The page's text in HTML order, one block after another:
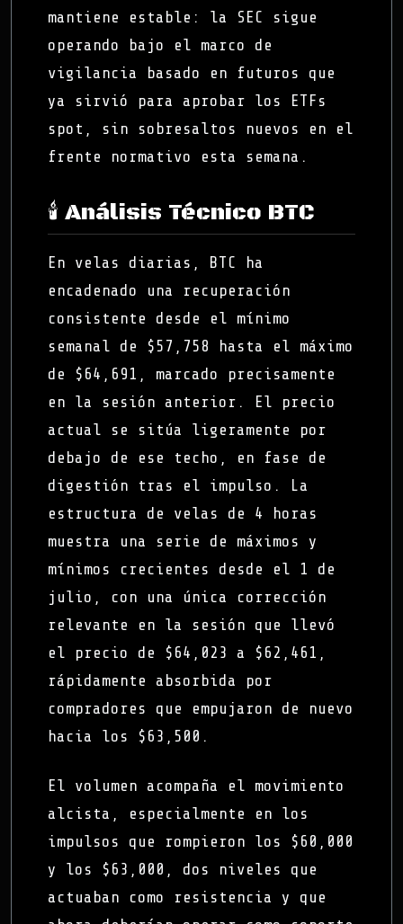
mantiene estable: la SEC sigue
operando bajo el marco de
vigilancia basado en futuros que
ya sirvió para aprobar los ETFs
spot, sin sobresaltos nuevos en el
frente normativo esta semana.
🕯️ Análisis Técnico BTC
En velas diarias, BTC ha
encadenado una recuperación
consistente desde el mínimo
semanal de $57,758 hasta el máximo
de $64,691, marcado precisamente
en la sesión anterior. El precio
actual se sitúa ligeramente por
debajo de ese techo, en fase de
digestión tras el impulso. La
estructura de velas de 4 horas
muestra una serie de máximos y
mínimos crecientes desde el 1 de
julio, con una única corrección
relevante en la sesión que llevó
el precio de $64,023 a $62,461,
rápidamente absorbida por
compradores que empujaron de nuevo
hacia los $63,500.
El volumen acompaña el movimiento
alcista, especialmente en los
impulsos que rompieron los $60,000
y los $63,000, dos niveles que
actuaban como resistencia y que